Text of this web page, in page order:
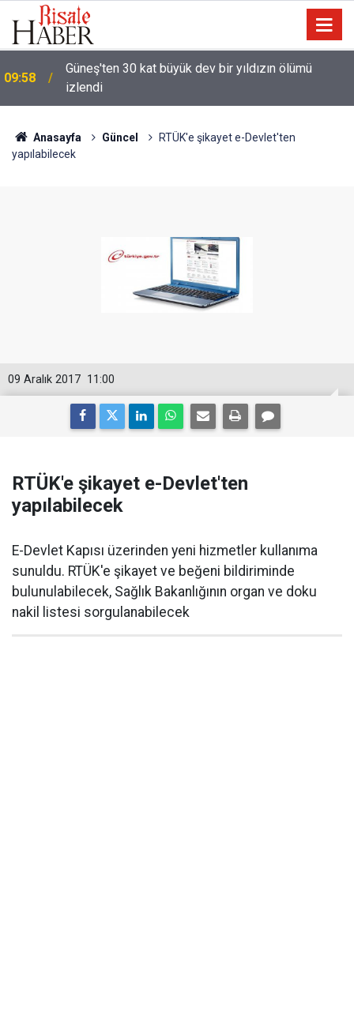
09:58
Güneş'ten 30 kat büyük dev bir yıldızın ölümü
izlendi
Anasayfa Güncel
RTÜK'e şikayet e-Devlet'ten
yapılabilecek
11:00
09 Aralık 2017
RTÜK'e şikayet e-Devlet'ten
yapılabilecek
E-Devlet Kapısı üzerinden yeni hizmetler kullanıma
sunuldu. RTÜK'e şikayet ve beğeni bildiriminde
bulunulabilecek, Sağlık Bakanlığının organ ve doku
nakil listesi sorgulanabilecek